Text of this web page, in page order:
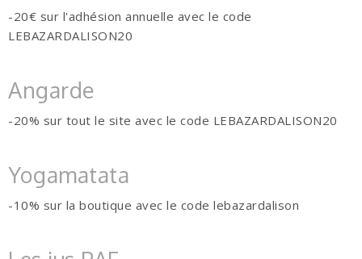
-20€ sur l'adhésion annuelle avec le code
LEBAZARDALISON20
Angarde
-20% sur tout le site avec le code LEBAZARDALISON20
Yogamatata
-10% sur la boutique avec le code lebazardalison